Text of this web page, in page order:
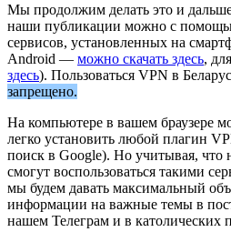
Мы продолжим делать это и
наши публикации можно с
сервисов, установленных на
Android — можно скачать здесь,
здесь). Пользоваться VPN в
запрещено.
На компьютере в вашем браузере
легко установить любой плагин
поиск в Google). Но учитывая, что
смогут воспользоваться такими
мы будем давать максимальный
информации на важные темы в
нашем Телеграм и в католических